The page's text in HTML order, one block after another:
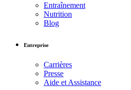
Entraînement
Nutrition
Blog
Entreprise
Carrières
Presse
Aide et Assistance